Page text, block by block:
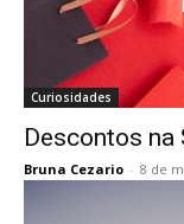
Curiosidades
Descontos na
Bruna Cezario - 8 de